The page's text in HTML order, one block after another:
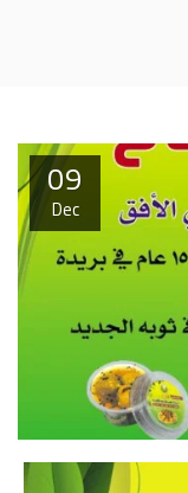
09
Dec